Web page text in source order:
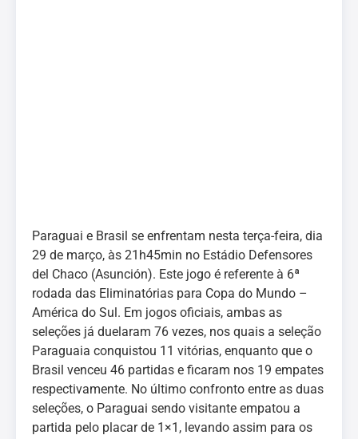
Paraguai e Brasil se enfrentam nesta terça-feira, dia
29 de março, às 21h45min no Estádio Defensores
del Chaco (Asunción). Este jogo é referente à 6ª
rodada das Eliminatórias para Copa do Mundo –
América do Sul. Em jogos oficiais, ambas as
seleções já duelaram 76 vezes, nos quais a seleção
Paraguaia conquistou 11 vitórias, enquanto que o
Brasil venceu 46 partidas e ficaram nos 19 empates
respectivamente. No último confronto entre as duas
seleções, o Paraguai sendo visitante empatou a
partida pelo placar de 1×1, levando assim para os